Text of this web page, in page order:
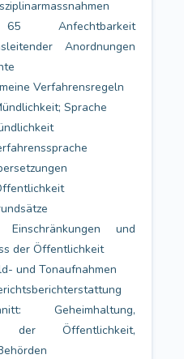
Anfechtbarkeit
Anordnungen
Verfahrensregeln
Sprache
und
der Öffentlichkeit
und Tonaufnahmen
Geheimhaltung,
der Öffentlichkeit,